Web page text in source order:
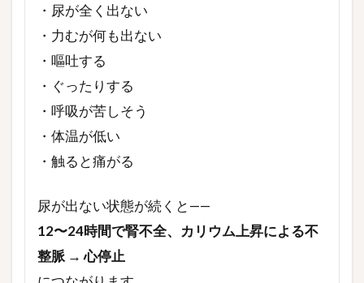
・尿が全く出ない
・力むが何も出ない
・嘔吐する
・ぐったりする
・呼吸が苦しそう
・体温が低い
・触ると痛がる
尿が出ない状態が続くと——
12〜24時間で腎不全、カリウム上昇による不
整脈 → 心停止